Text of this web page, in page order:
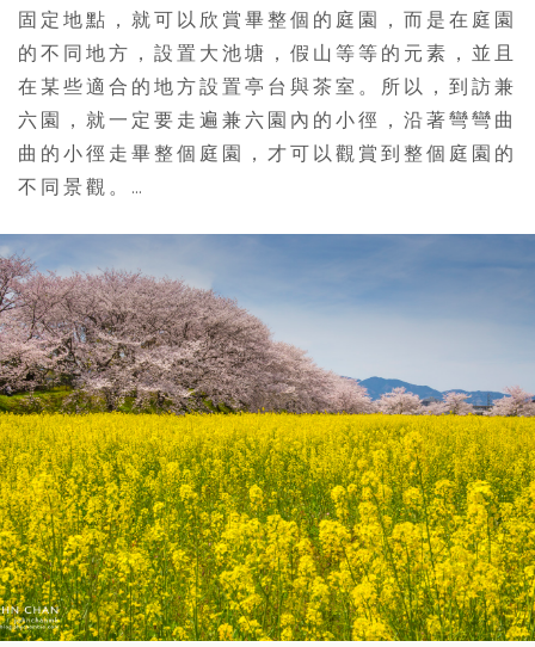
固定地點，就可以欣賞畢整個的庭園，而是在庭園
的不同地方，設置大池塘，假山等等的元素，並且
在某些適合的地方設置亭台與茶室。所以，到訪兼
六園，就一定要走遍兼六園內的小徑，沿著彎彎曲
曲的小徑走畢整個庭園，才可以觀賞到整個庭園的
不同景觀。…